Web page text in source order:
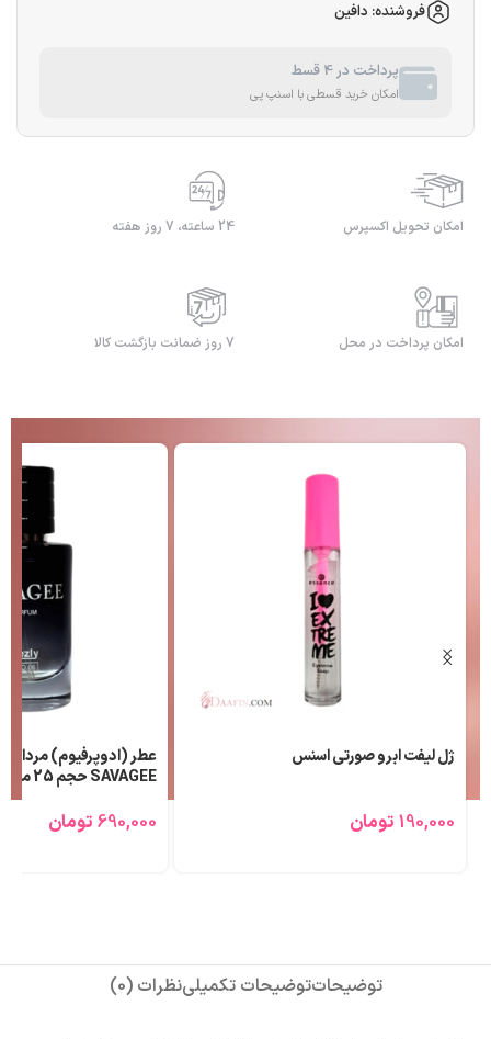
فروشنده: دافین
پرداخت در 4 قسط
امکان خرید قسطی با اسنپ پی
امکان تحویل اکسپرس 24 ساعته، 7 روز هفته
امکان پرداخت در محل 7 روز ضمانت بازگشت کالا
ژل لیفت ابرو صورتی اسنس
190,000 تومان
عطر (ادوپرفیوم) مردانه
SAVAGEE حجم 25 میلی لیتر
690,000 تومان
توضیحاتتوضیحات تکمیلینظرات (0)